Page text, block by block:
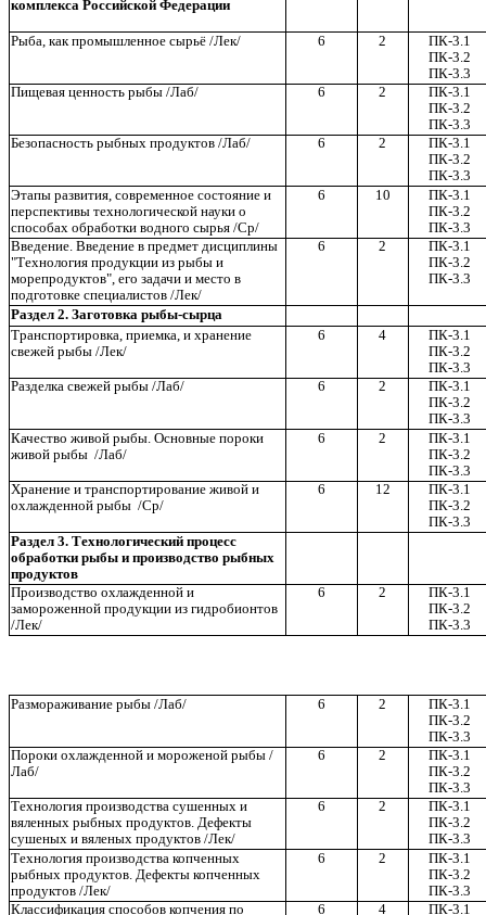
комплекса Российской Федерации
Рыба, как промышленное сырьё /Лек/ 2
ПК-3.1
ПК-3.2
ПК-3.3
6
Пищевая ценность рыбы /Лаб/ 2
ПК-3.1
ПК-3.2
ПК-3.3
6
Безопасность рыбных продуктов /Лаб/ 2
ПК-3.1
ПК-3.2
ПК-3.3
6
Этапы развития, современное состояние и
перспективы технологической науки о
способах обработки водного сырья /Ср/
10
ПК-3.1
ПК-3.2
ПК-3.3
6
Введение. Введение в предмет дисциплины
"Технология продукции из рыбы и
морепродуктов", его задачи и место в
подготовке специалистов /Лек/
2
ПК-3.1
ПК-3.2
ПК-3.3
6
Раздел 2. Заготовка рыбы-сырца
Транспортировка, приемка, и хранение
свежей рыбы /Лек/
4
ПК-3.1
ПК-3.2
ПК-3.3
6
Разделка свежей рыбы /Лаб/ 2
ПК-3.1
ПК-3.2
ПК-3.3
6
Качество живой рыбы. Основные пороки
живой рыбы /Лаб/
2
ПК-3.1
ПК-3.2
ПК-3.3
6
Хранение и транспортирование живой и
охлажденной рыбы /Ср/
12
ПК-3.1
ПК-3.2
ПК-3.3
6
Раздел 3. Технологический процесс
обработки рыбы и производство рыбных
продуктов
Производство охлажденной и
замороженной продукции из гидробионтов
/Лек/
2
ПК-3.1
ПК-3.2
ПК-3.3
6
Размораживание рыбы /Лаб/ 2
ПК-3.1
ПК-3.2
ПК-3.3
6
Пороки охлажденной и мороженой рыбы /
Лаб/
2
ПК-3.1
ПК-3.2
ПК-3.3
6
Технология производства сушенных и
вяленных рыбных продуктов. Дефекты
сушеных и вяленых продуктов /Лек/
2
ПК-3.1
ПК-3.2
ПК-3.3
6
Технология производства копченных
рыбных продуктов. Дефекты копченных
продуктов /Лек/
2
ПК-3.1
ПК-3.2
ПК-3.3
6
Классификация способов копчения по
4
ПК-3.1
6